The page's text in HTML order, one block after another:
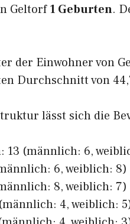
Geltorf1 Geburten.
der Einwohner von
Durchschnitt von
lässt sich die
13 (männlich: 6,
6, weiblich: 8)
8, weiblich: 7)
4, weiblich: